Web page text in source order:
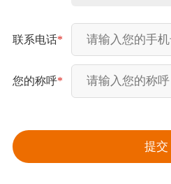
联系电话*
您的称呼*